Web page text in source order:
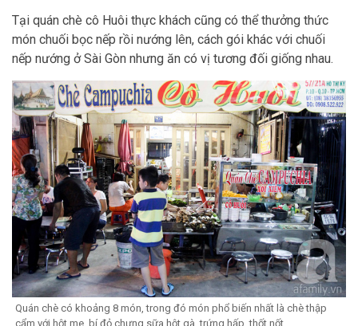
Tại quán chè cô Huôi thực khách cũng có thể thưởng thức
món chuối bọc nếp rồi nướng lên, cách gói khác với chuối
nếp nướng ở Sài Gòn nhưng ăn có vị tương đối giống nhau.
Quán chè có khoảng 8 món, trong đó món phổ biến nhất là chè thập
cẩm với hột me, bí đỏ chưng sữa hột gà, trứng hấp, thốt nốt…